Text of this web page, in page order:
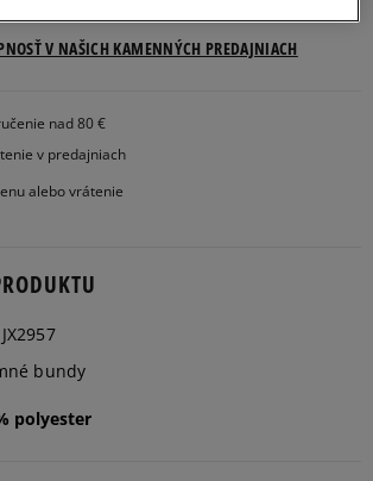
Informovať o dostupnosti
V NAŠICH KAMENNÝCH PREDAJNIACH
nad 80 €
v predajniach
alebo vrátenie
JX2957
bundy
polyester